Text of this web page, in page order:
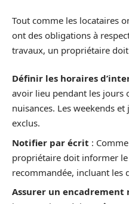
Tout comme les locataires
ont des obligations à
travaux, un propriétaire
Définir les horaires
avoir lieu pendant les jours
nuisances. Les weekends
exclus.
Notifier par écrit :
propriétaire doit informer
recommandée, incluant les
Assurer un encadrement